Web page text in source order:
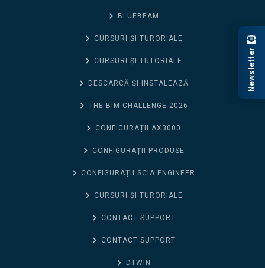
BLUEBEAM
CURSURI ȘI TURORIALE
CURSURI ȘI TUTORIALE
DESCARCĂ ȘI INSTALEAZĂ
THE BIM CHALLENGE 2026
CONFIGURAȚII AX3000
CONFIGURAȚII PRODUSE
CONFIGURAȚII SCIA ENGINEER
CURSURI ȘI TURORIALE
CONTACT SUPPORT
CONTACT SUPPORT
DTWIN
Newsletter